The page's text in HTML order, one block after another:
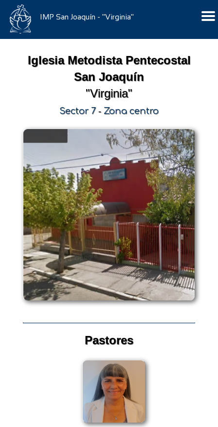
IMP San Joaquín - "Virginia"
Iglesia Metodista Pentecostal
San Joaquín
"Virginia"
Sector 7- Zona centro
Pastores